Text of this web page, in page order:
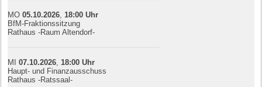
MO05.10.2026 18:00 Uhr
BfM-Fraktionssitzung
Rathaus -Raum Altendorf-
MI07.10.2026 18:00 Uhr
Haupt- und Finanzausschuss
Rathaus -Ratssaal-